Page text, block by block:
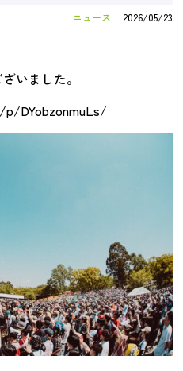
ニュース ｜ 2026/05/23
いました。
DYobzonmuLs/